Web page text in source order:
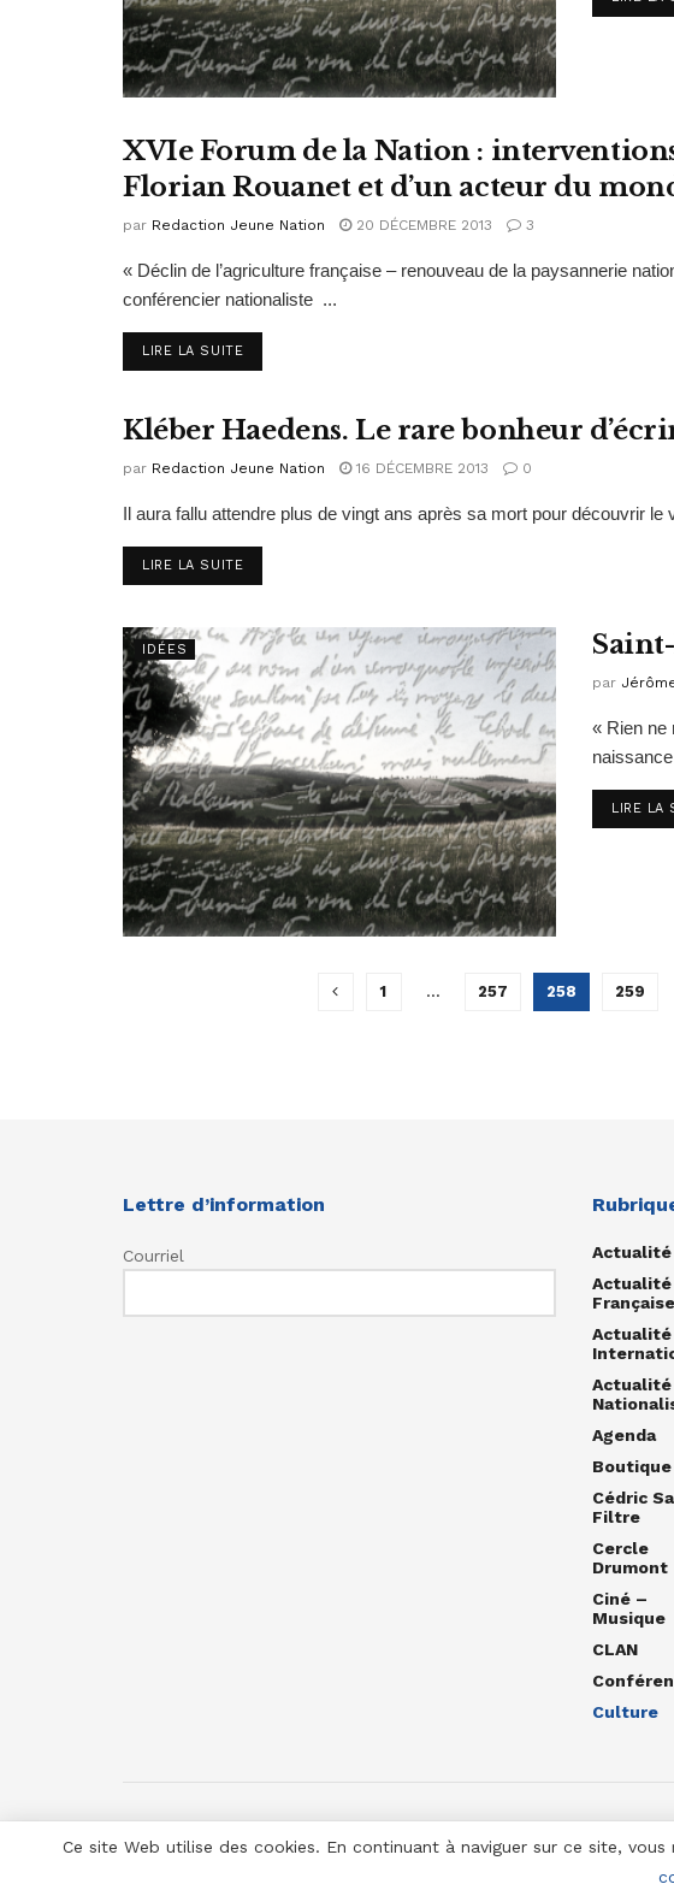
IDÉES
XVIe Forum de la Nation :
Florian Rouanet et d’un acteur du
par Redaction Jeune Nation 20 DÉCEMBRE 2013 3
« Déclin de l’agriculture française – renouveau de la paysannerie
conférencier nationaliste ...
LIRE LA SUITEDETAILS
IDÉES
Kléber Haedens. Le rare bonheur
par Redaction Jeune Nation 16 DÉCEMBRE 2013 0
Il aura fallu attendre plus de vingt ans après sa mort pour découvrir
LIRE LA SUITEDETAILS
IDÉES
par
« Rien ne
LIRE LA
1 … 257 258 259
Lettre d’information
Courriel
Actualité
Actualité
Française
Actualité
Actualité
Agenda
Boutique
Cédric
Filtre
Cercle
Drumont
Ciné –
Musique
CLAN
Culture
Ce site Web utilise des cookies. En continuant à naviguer sur ce site,